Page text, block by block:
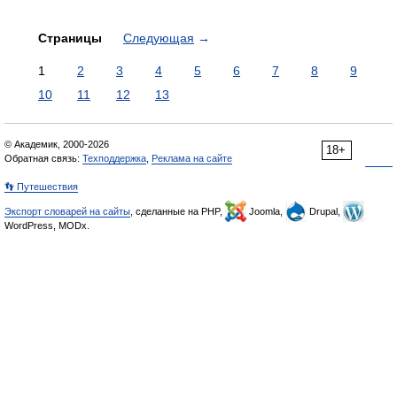
Страницы Следующая →
1 2 3 4 5 6 7 8
9
10
11 12 13
18+
© Академик, 2000-2026
Обратная связь: Техподдержка Реклама на сайте
👣 Путешествия
Экспорт словарей на сайты , сделанные на PHP, Joomla,
Drupal,
WordPress, MODx.